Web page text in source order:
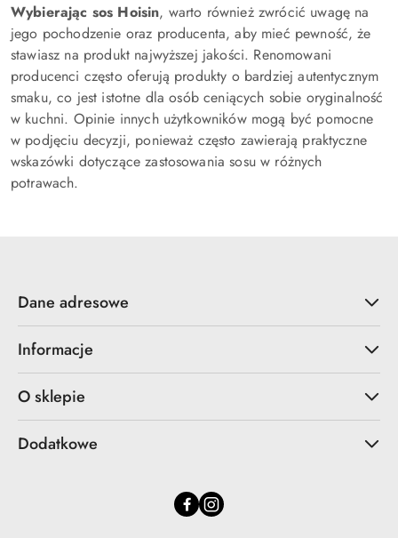
Wybierając sos Hoisin, warto również zwrócić uwagę na
jego pochodzenie oraz producenta, aby mieć pewność, że
stawiasz na produkt najwyższej jakości. Renomowani
producenci często oferują produkty o bardziej autentycznym
smaku, co jest istotne dla osób ceniących sobie oryginalność
w kuchni. Opinie innych użytkowników mogą być pomocne
w podjęciu decyzji, ponieważ często zawierają praktyczne
wskazówki dotyczące zastosowania sosu w różnych
potrawach.
Dane adresowe
Informacje
O sklepie
Dodatkowe